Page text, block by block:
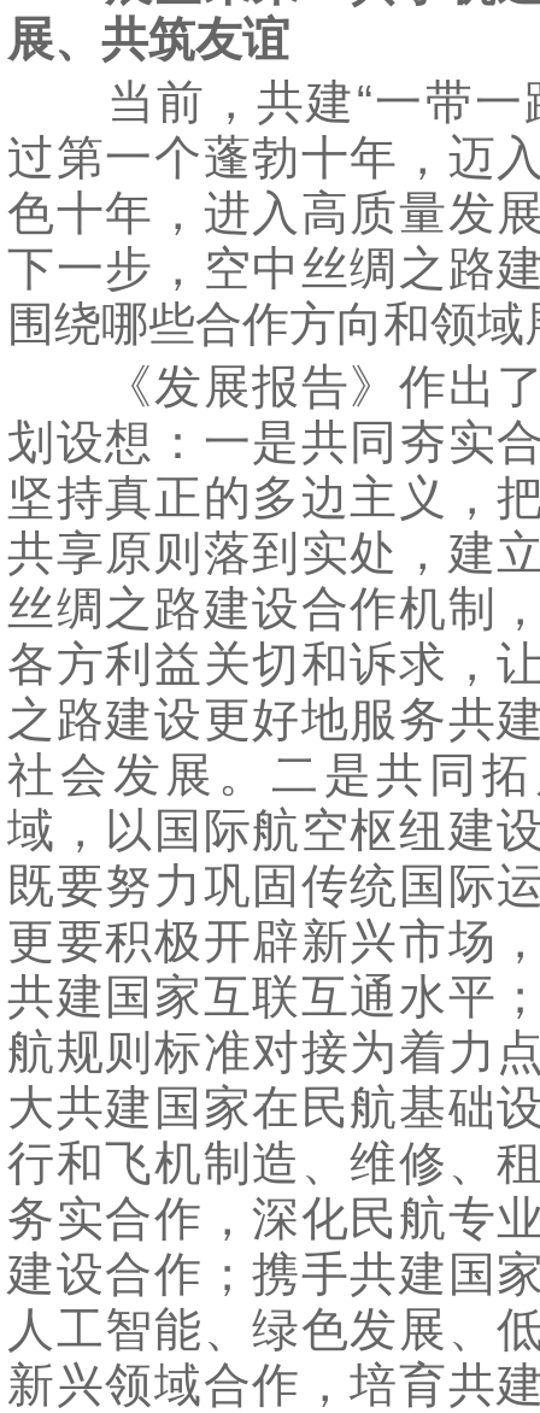
展、共筑友谊
当前，共建“一带一
过第一个蓬勃十年，迈
色十年，进入高质量发
下一步，空中丝绸之路
围绕哪些合作方向和领域
《发展报告》作出了
划设想：一是共同夯实
坚持真正的多边主义，
共享原则落到实处，建
丝绸之路建设合作机制
各方利益关切和诉求，
之路建设更好地服务共
社会发展。二是共同
域，以国际航空枢纽建
既要努力巩固传统国际
更要积极开辟新兴市场
共建国家互联互通水平
航规则标准对接为着力
大共建国家在民航基础
行和飞机制造、维修、
务实合作，深化民航专
建设合作；携手共建国
人工智能、绿色发展、
新兴领域合作，培育共